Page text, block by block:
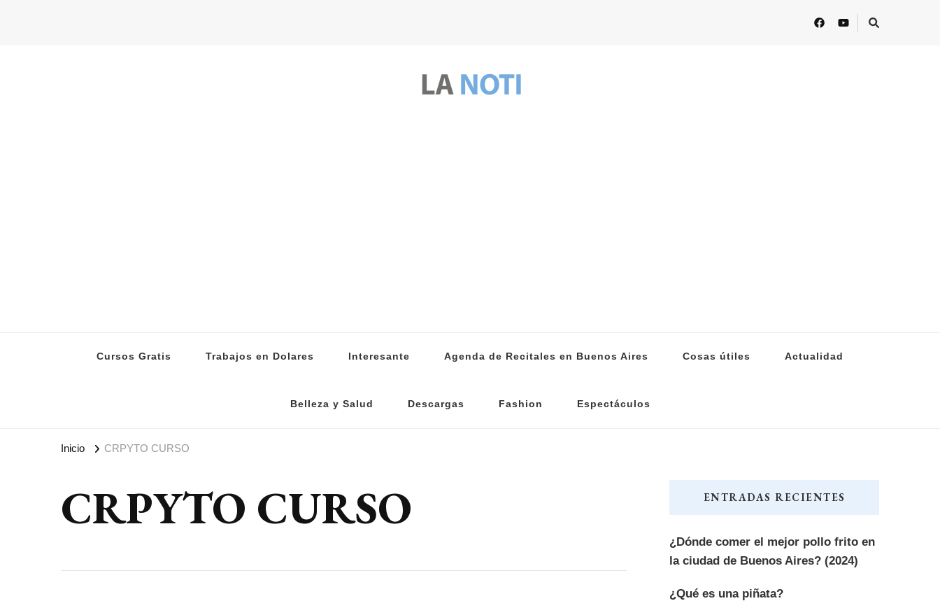
Cursos Gratis Trabajos en Dolares Interesante Agenda de Recitales en Buenos Aires Cosas útiles Actualidad
Belleza y Salud Descargas Fashion Espectáculos
Inicio CRPYTO CURSO
CRPYTO CURSO ENTRADAS RECIENTES
¿Dónde comer el mejor pollo frito en
la ciudad de Buenos Aires? (2024)
¿Qué es una piñata?